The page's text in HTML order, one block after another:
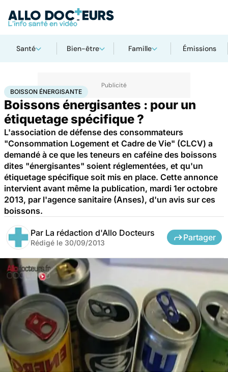
Santé Bien-être Famille Émissions
AccueilSantéBoisson énergisante
BOISSON ÉNERGISANTE
Boissons énergisantes : pour un
étiquetage spécifique ?
L'association de défense des consommateurs
"Consommation Logement et Cadre de Vie" (CLCV) a
demandé à ce que les teneurs en caféine des boissons
dites "énergisantes" soient réglementées, et qu'un
étiquetage spécifique soit mis en place. Cette annonce
intervient avant même la publication, mardi 1er octobre
2013, par l'agence sanitaire (Anses), d'un avis sur ces
boissons.
Par La rédaction d'Allo Docteurs
Rédigé le 30/09/2013
Partager